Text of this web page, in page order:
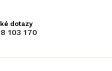
103 170